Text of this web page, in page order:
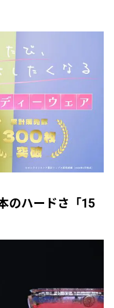
のハードさ「15